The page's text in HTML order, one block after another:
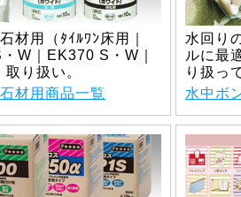
材用（ﾀｲﾙﾜﾝ床用｜
W｜EK370 S・W｜
り扱い。
材用商品一覧
水回り
ルに最
り扱っ
水中ボ